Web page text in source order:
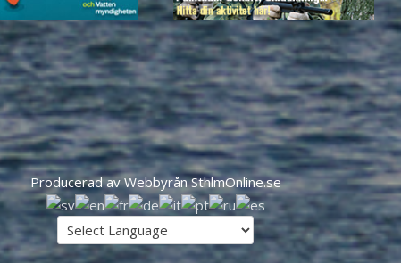
Producerad av Webbyrån SthlmOnline.se